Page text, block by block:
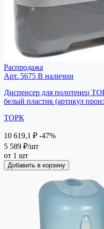
Распродажа
Арт. 5675 В наличии
Диспенсер для полотенец
белый пластик (артикул
ТОРК
10 619,1 ₽ -47%
5 589 ₽/шт
от 1 шт
Добавить в корзину